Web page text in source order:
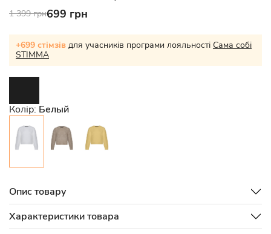
1 399 грн699 грн
+699 стімзів для учасників програми лояльності Сама собі
STIMMA
Колір: Белый
Опис товару
Характеристики товара